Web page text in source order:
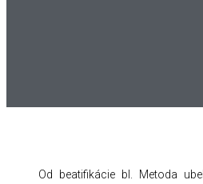
Od beatifikácie bl. Metoda